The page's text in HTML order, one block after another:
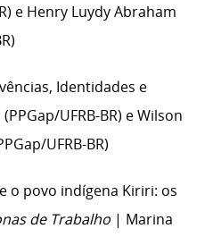
e Henry Luydy Abraham
Identidades e
UFRB-BR) e Wilson
UFRB-BR)
o povo indígena Kiriri: os
de Trabalho | Marina